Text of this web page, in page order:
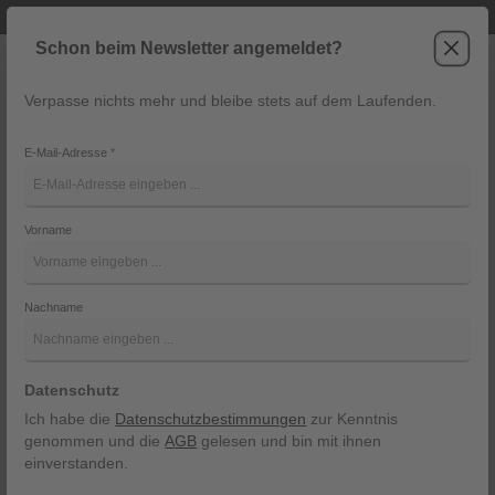
Navigation
Bildergalerie überspringen
Schon beim Newsletter angemeldet?
Verpasse nichts mehr und bleibe stets auf dem Laufenden.
E-Mail-Adresse*
Vorname
Nachname
Datenschutz
Ich habe die Datenschutzbestimmungen zur Kenntnis
genommen und dieAGB gelesen und bin mit ihnen
einverstanden.